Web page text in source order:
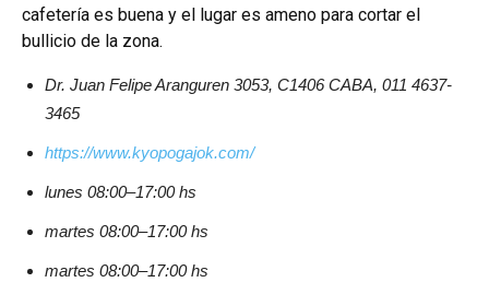
cafetería es buena y el lugar es ameno para cortar el
bullicio de la zona.
Dr. Juan Felipe Aranguren 3053, C1406 CABA, 011 4637-
3465
https://www.kyopogajok.com/
lunes 08:00–17:00 hs
martes 08:00–17:00 hs
martes 08:00–17:00 hs